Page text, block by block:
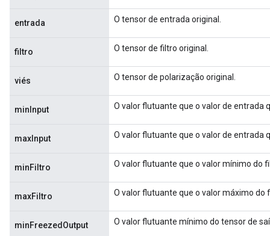
entrada O tensor de entrada original.
filtro O tensor de filtro original.
viés O tensor de polarização original.
minInput O valor flutuante que o valor de entrada
maxInput O valor flutuante que o valor de entrada
minFiltro O valor flutuante que o valor mínimo do
maxFiltro O valor flutuante que o valor máximo
minFreezedOutput O valor flutuante mínimo do tensor de